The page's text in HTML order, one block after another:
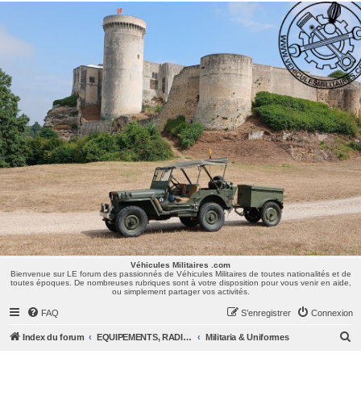
Véhicules Militaires .com
Bienvenue sur LE forum des passionnés de Véhicules Militaires de toutes nationalités et de
toutes époques. De nombreuses rubriques sont à votre disposition pour vous venir en aide,
ou simplement partager vos activités.
Véhicules Militaires .com
Bienvenue sur LE forum des passionnés de Véhicules Militaires de toutes nationalités et de
toutes époques. De nombreuses rubriques sont à votre disposition pour vous venir en aide,
ou simplement partager vos activités.
FAQ Connexion
S’enregistrer
Index du forum EQUIPEMENTS, RADIOS & UNIFORMES Militaria & Uniformes